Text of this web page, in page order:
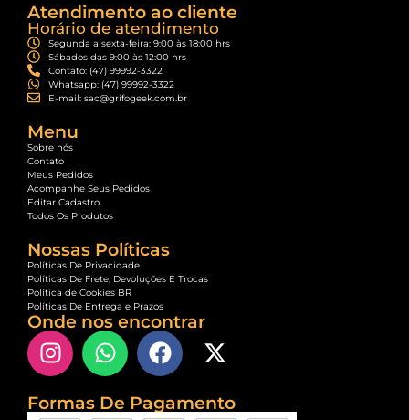
Atendimento ao cliente
Horário de atendimento
Segunda a sexta-feira: 9:00 às 18:00 hrs
Sábados das 9:00 às 12:00 hrs
Contato: (47) 99992-3322
Whatsapp: (47) 99992-3322
E-mail: sac@grifogeek.com.br
Menu
Sobre nós
Contato
Meus Pedidos
Acompanhe Seus Pedidos
Editar Cadastro
Todos Os Produtos
Nossas Políticas
Políticas De Privacidade
Políticas De Frete, Devoluções E Trocas
Política de Cookies BR
Políticas De Entrega e Prazos
Onde nos encontrar
Formas De Pagamento